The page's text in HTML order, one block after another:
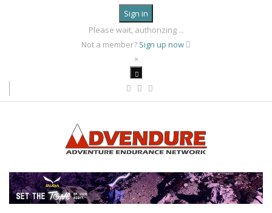
Sign in
Please wait, authorizing ...
Not a member? Sign up now
×